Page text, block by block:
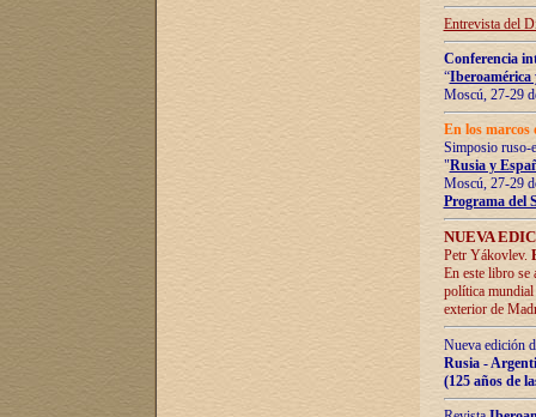
Entrevista del
Conferencia
“Iberoamérica
Moscú, 27-29
En los marcos
Simposio ruso-
"Rusia y
Moscú, 27-29
Programa del
NUEVA
Petr Yákovlev.
En este libro se
política mundial
exterior de
Nueva edición
Rusia -
(125 años de